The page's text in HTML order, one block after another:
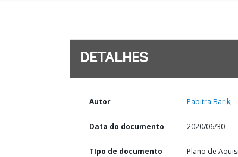
DETALHES
Autor Pabitra Barik;
Data do documento 2020/06/30
TIpo de documento Plano de